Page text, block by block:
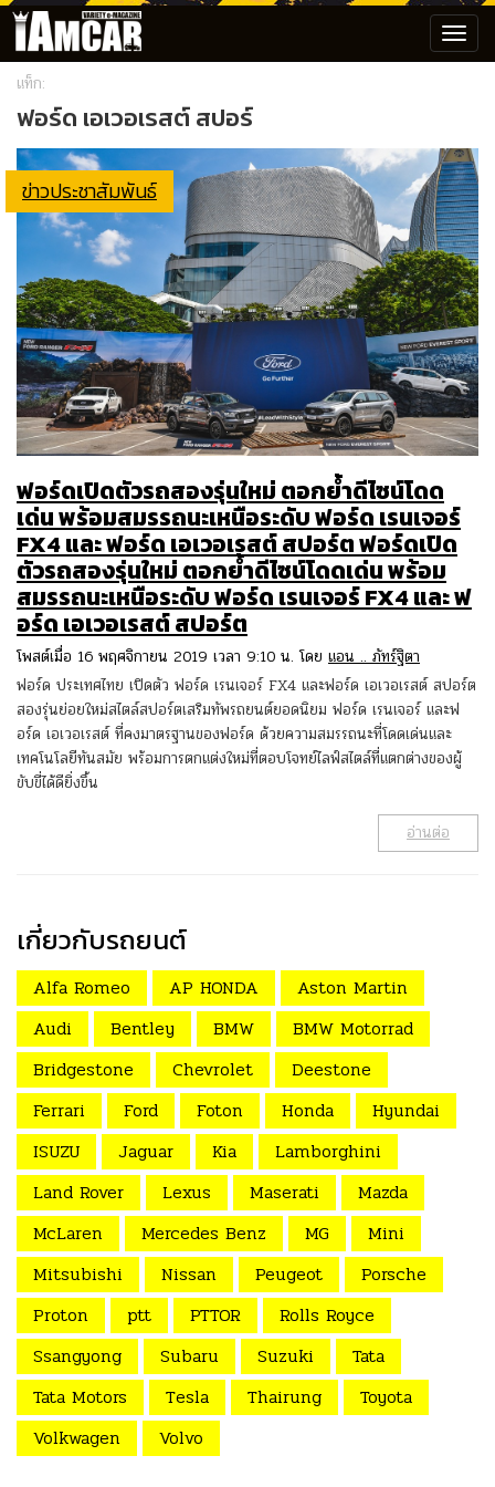
แท็ก:
ฟอร์ด เอเวอเรสต์ สปอร์
ข่าวประชาสัมพันธ์
ฟอร์ดเปิดตัวรถสองรุ่นใหม่ ตอกย้ำดีไซน์โดด
เด่น พร้อมสมรรถนะเหนือระดับ ฟอร์ด เรนเจอร์
FX4 และ ฟอร์ด เอเวอเรสต์ สปอร์ต ฟอร์ดเปิด
ตัวรถสองรุ่นใหม่ ตอกย้ำดีไซน์โดดเด่น พร้อม
สมรรถนะเหนือระดับ ฟอร์ด เรนเจอร์ FX4 และ ฟ
อร์ด เอเวอเรสต์ สปอร์ต
โพสต์เมื่อ 16 พฤศจิกายน 2019 เวลา 9:10 น. โดย แอน .. ภัทร์ฐิตา
ฟอร์ด ประเทศไทย เปิดตัว ฟอร์ด เรนเจอร์ FX4 และฟอร์ด เอเวอเรสต์ สปอร์ต
สองรุ่นย่อยใหม่สไตล์สปอร์ตเสริมทัพรถยนต์ยอดนิยม ฟอร์ด เรนเจอร์ และฟ
อร์ด เอเวอเรสต์ ที่คงมาตรฐานของฟอร์ด ด้วยความสมรรถนะที่โดดเด่นและ
เทคโนโลยีทันสมัย พร้อมการตกแต่งใหม่ที่ตอบโจทย์ไลฟ์สไตล์ที่แตกต่างของผู้
ขับขี่ได้ดียิ่งขึ้น
อ่านต่อ
เกี่ยวกับรถยนต์
Alfa Romeo AP HONDA
Aston Martin
Audi
Bentley BMW
BMW Motorrad
Bridgestone
Chevrolet
Deestone
Ferrari
Ford Foton Honda
Hyundai
ISUZU
Jaguar Kia
Lamborghini
Land Rover
Lexus Maserati
Mazda
McLaren
Mercedes Benz MG
Mini
Mitsubishi
Nissan Peugeot
Porsche
Proton
ptt PTTOR
Rolls Royce
Ssangyong
Subaru Suzuki
Tata
Tata Motors
Tesla Thairung
Toyota
Volkwagen
Volvo